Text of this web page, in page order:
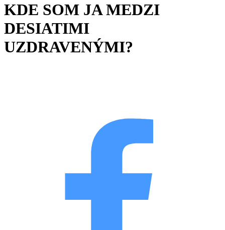
KDE SOM JA MEDZI
DESIATIMI
UZDRAVENÝMI?